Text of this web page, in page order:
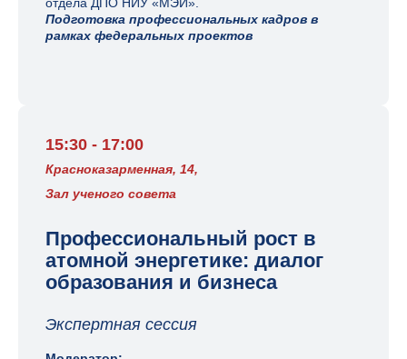
Подготовка профессиональных кадров в
рамках федеральных проектов
15:30 - 17:00
Красноказарменная, 14,
Зал ученого совета
Профессиональный рост в
атомной энергетике: диалог
образования и бизнеса
Экспертная сессия